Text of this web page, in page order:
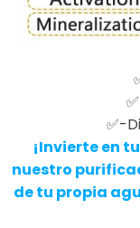
✅-
¡Invierte en
nuestro
de tu propia